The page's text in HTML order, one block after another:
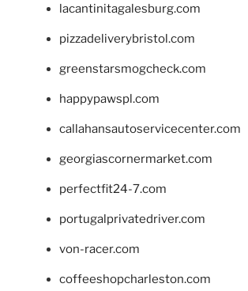
lacantinitagalesburg.com
pizzadeliverybristol.com
greenstarsmogcheck.com
happypawspl.com
callahansautoservicecenter.com
georgiascornermarket.com
perfectfit24-7.com
portugalprivatedriver.com
von-racer.com
coffeeshopcharleston.com